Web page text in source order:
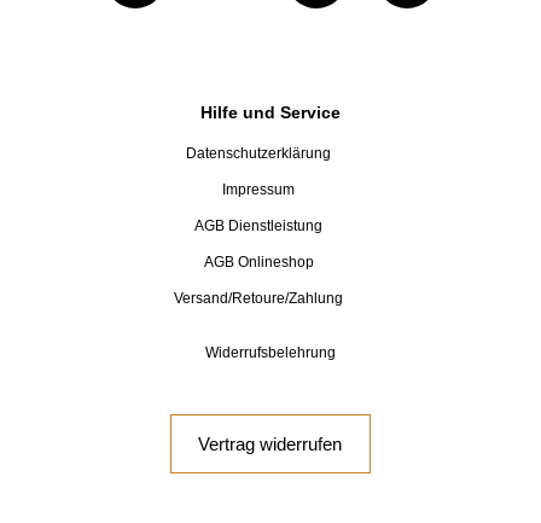
Hilfe und Service
Datenschutzerklärung
Impressum
AGB Dienstleistung
AGB Onlineshop
Versand/Retoure/Zahlung
Widerrufsbelehrung
Vertrag widerrufen